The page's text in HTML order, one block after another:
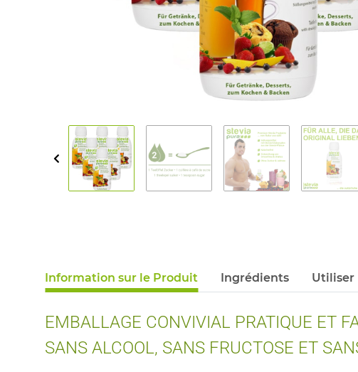
Information sur le Produit Ingrédients Utiliser
EMBALLAGE CONVIVIAL PRATIQUE ET
SANS ALCOOL, SANS FRUCTOSE ET